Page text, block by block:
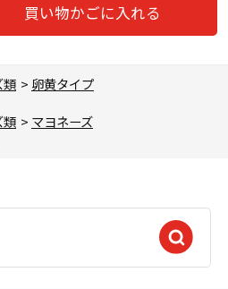
買い物かごに入れる
類 > 卵黄タイプ
類 > マヨネーズ